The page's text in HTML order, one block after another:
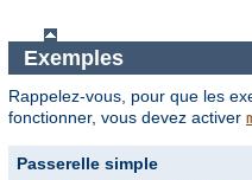
Exemples
Rappelez-vous, pour que les
fonctionner, vous devez activer
Passerelle simple